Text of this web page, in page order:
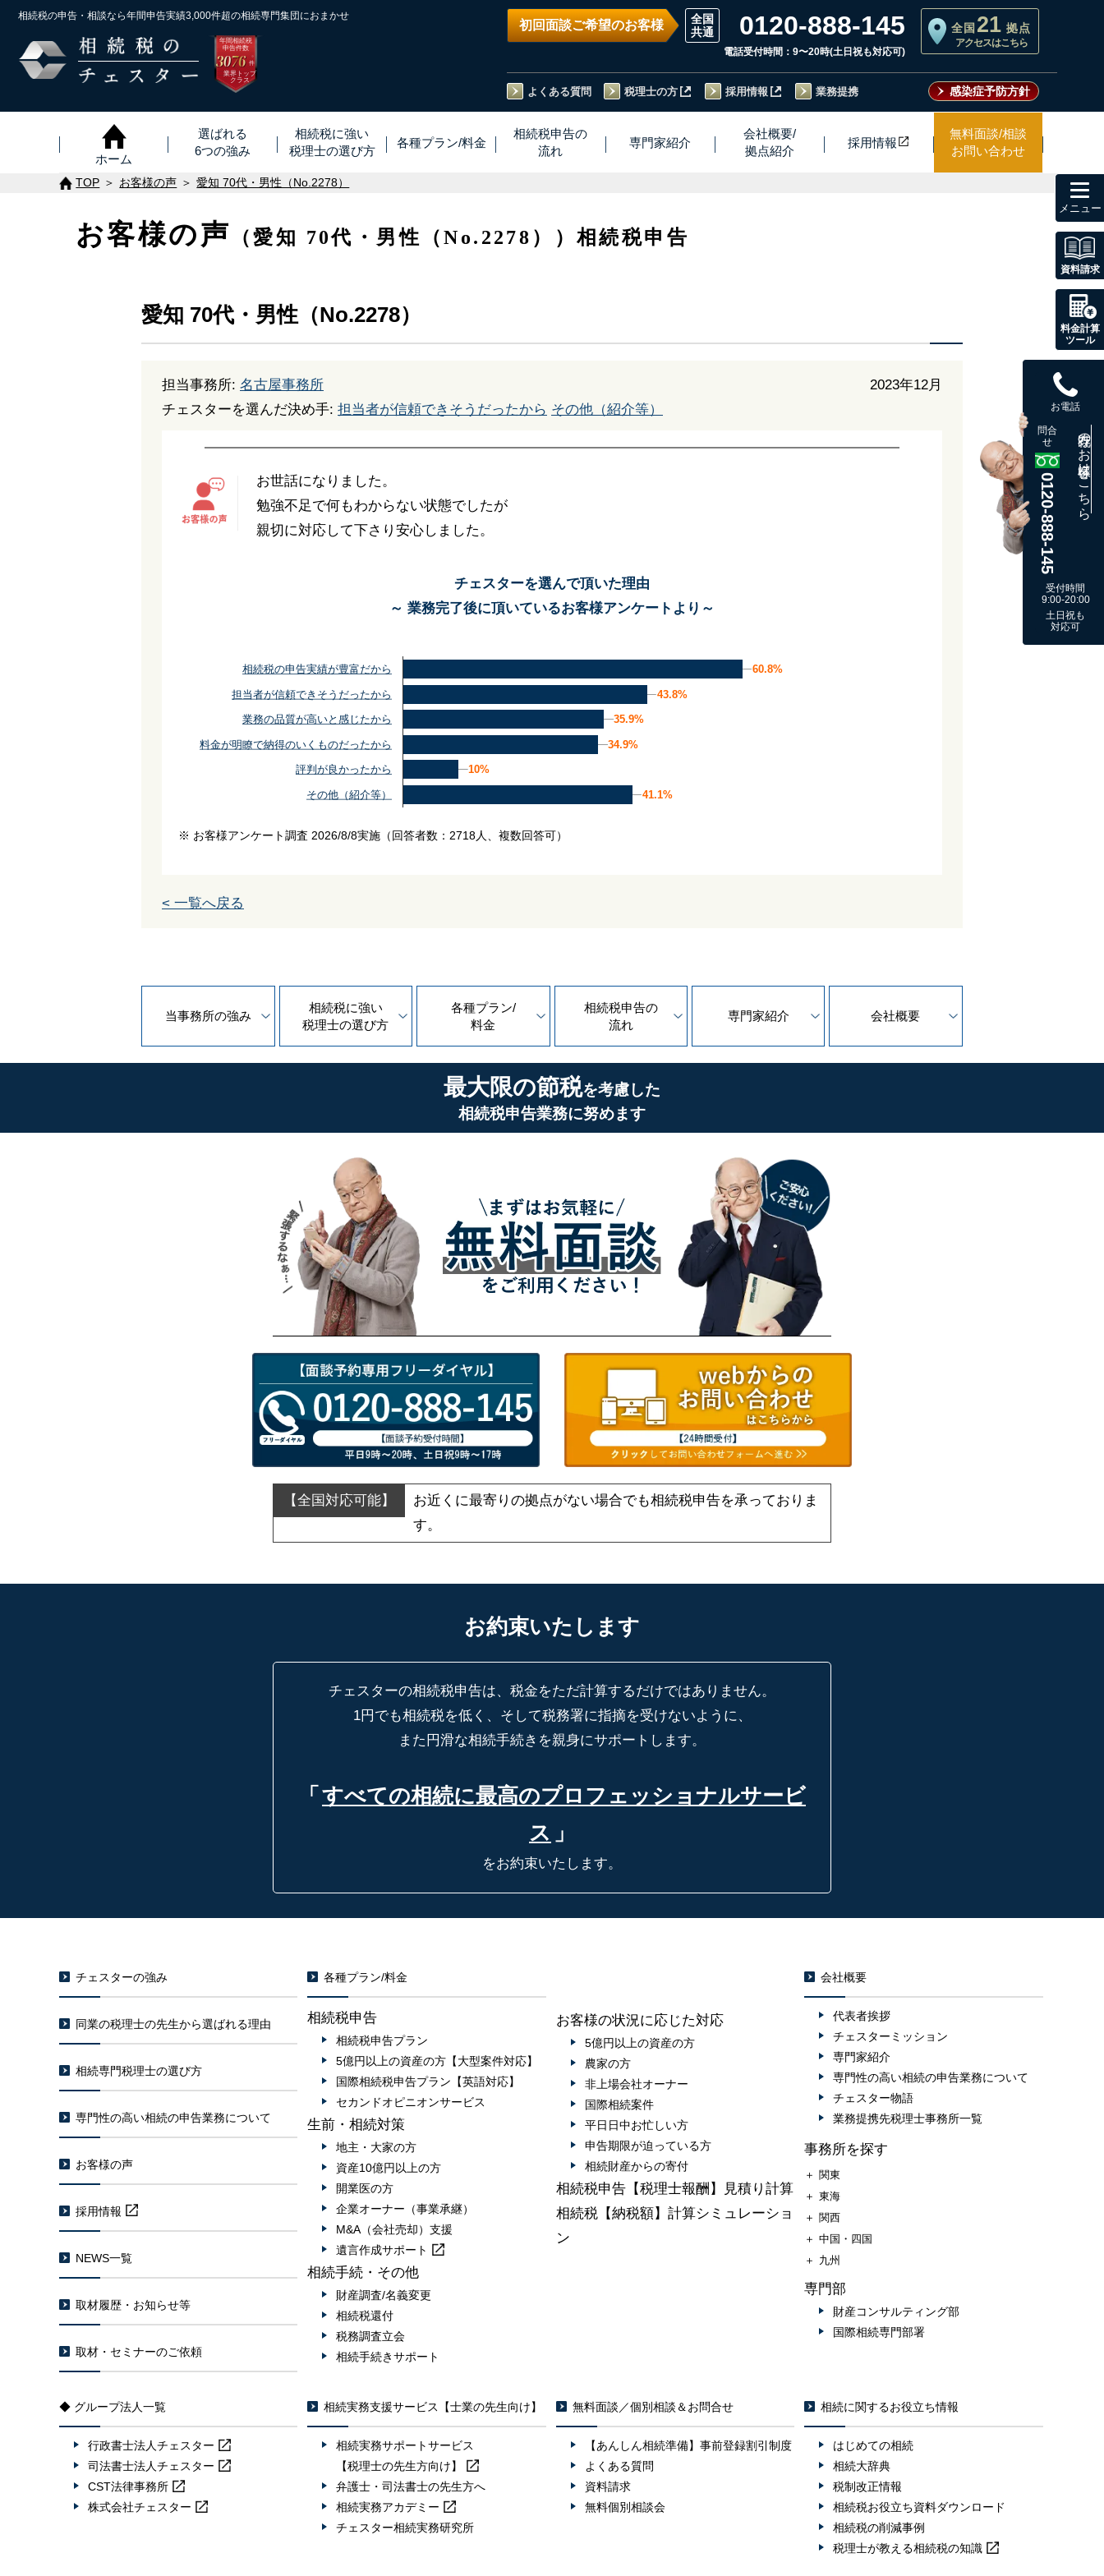
相続税の申告・相談なら年間申告実績3,000件超の相続専門集団におまかせ
年間相続税
申告件数
3076 ※
件
業界トップ
クラス
初回面談ご希望のお客様 0120-888-145
電話受付時間：9〜20時(土日祝も対応可)
全国 21 拠点
アクセスはこちら
よくある質問 税理士の方 採用情報 業務提携 感染症予防方針
ホーム
選ばれる
6つの強み
相続税に強い
税理士の選び方
各種プラン/料金
相続税申告の
流れ
専門家紹介
会社概要/
拠点紹介
採用情報
無料面談/相談
お問い合わせ
TOP お客様の声 愛知 70代・男性（No.2278）
お客様の声 （愛知 70代・男性（No.2278））相続税申告
愛知 70代・男性（No.2278）
担当事務所: 名古屋事務所
2023年12月
チェスターを選んだ決め手: 担当者が信頼できそうだったから その他（紹介等）
お世話になりました。
勉強不足で何もわからない状態でしたが
親切に対応して下さり安心しました。
チェスターを選んで頂いた理由
～ 業務完了後に頂いているお客様アンケートより～
相続税の申告実績が豊富だから
担当者が信頼できそうだったから
業務の品質が高いと感じたから
料金が明瞭で納得のいくものだったから
評判が良かったから
その他（紹介等）
60.8%
60.8%
43.8%
43.8%
35.9%
35.9%
34.9%
34.9%
10%
10%
41.1%
41.1%
※ お客様アンケート調査 2026/8/8実施 （回答者数：2718人、複数回答可）
< 一覧へ戻る
当事務所の強み
相続税に強い
税理士の選び方
各種プラン/
料金
相続税申告の
流れ
専門家紹介 会社概要
最大限の節税を考慮した
相続税申告業務に努めます
お近くに最寄りの拠点がない場合でも相続税申告を承っておりま
す。
お約束いたします
チェスターの相続税申告は、税金をただ計算するだけではありません。
1円でも相続税を低く、そして税務署に指摘を受けないように、
また円滑な相続手続きを親身にサポートします。
「 すべての相続に最高のプロフェッショナルサービ
ス 」
をお約束いたします。
資料請求
料金計算
ツール
お電話
問合
せ
0120-888-145
既存のお客様はこちら
受付時間
9:00-20:00
土日祝も
対応可
チェスターの強み
同業の税理士の先生から選ばれる理由
相続専門税理士の選び方
専門性の高い相続の申告業務について
お客様の声
採用情報
NEWS一覧
取材履歴・お知らせ等
取材・セミナーのご依頼
各種プラン/料金
相続税申告
相続税申告プラン
5億円以上の資産の方【大型案件対応】
国際相続税申告プラン【英語対応】
セカンドオピニオンサービス
生前・相続対策
地主・大家の方
資産10億円以上の方
開業医の方
企業オーナー（事業承継）
M&A（会社売却）支援
遺言作成サポート
相続手続・その他
財産調査/名義変更
相続税還付
税務調査立会
相続手続きサポート
お客様の状況に応じた対応
5億円以上の資産の方
農家の方
非上場会社オーナー
国際相続案件
平日日中お忙しい方
申告期限が迫っている方
相続財産からの寄付
相続税申告【税理士報酬】見積り計算
相続税【納税額】計算シミュレーショ
ン
会社概要
代表者挨拶
チェスターミッション
専門家紹介
専門性の高い相続の申告業務について
チェスター物語
業務提携先税理士事務所一覧
事務所を探す
＋ 関東
＋ 東海
＋ 関西
＋ 中国・四国
＋ 九州
専門部
財産コンサルティング部
国際相続専門部署
◆ グループ法人一覧
行政書士法人チェスター
司法書士法人チェスター
CST法律事務所
株式会社チェスター
相続実務支援サービス【士業の先生向け】
相続実務サポートサービス
【税理士の先生方向け】
弁護士・司法書士の先生方へ
相続実務アカデミー
チェスター相続実務研究所
無料面談／個別相談＆お問合せ
【あんしん相続準備】事前登録割引制度
よくある質問
資料請求
無料個別相談会
相続に関するお役立ち情報
はじめての相続
相続大辞典
税制改正情報
相続税お役立ち資料ダウンロード
相続税の削減事例
税理士が教える相続税の知識